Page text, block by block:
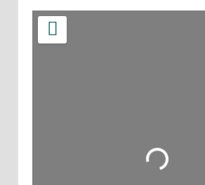
Wird geladen …